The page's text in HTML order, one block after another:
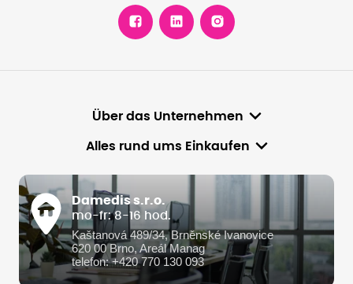
Über das Unternehmen
Alles rund ums Einkaufen
Damedis s.r.o.
mo-fr: 8-16 hod.
Kaštanová 489/34, Brněnské Ivanovice
620 00 Brno, Areál Manag
telefon: +420 770 130 093